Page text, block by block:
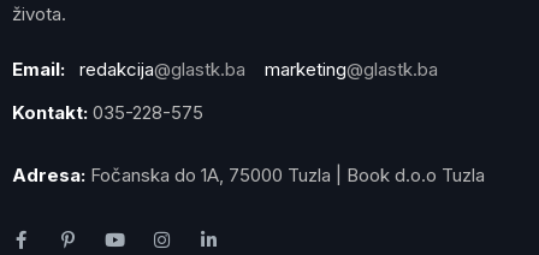
života.
Email: redakcija@glastk.ba marketing@glastk.ba
Kontakt: 035-228-575
Adresa: Fočanska do 1A, 75000 Tuzla | Book d.o.o Tuzla